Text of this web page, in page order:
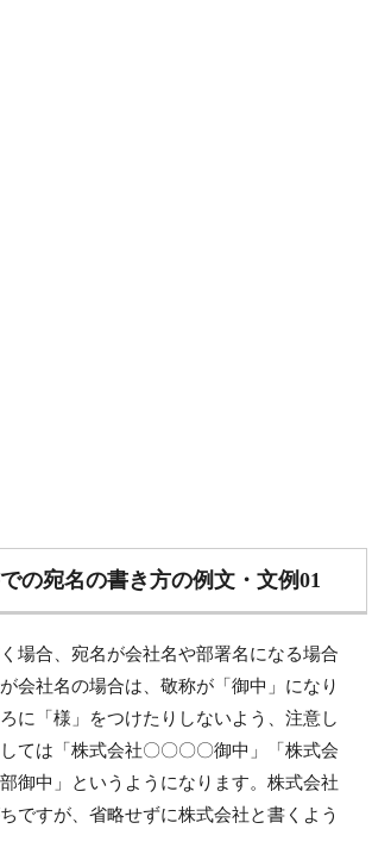
の宛名の書き方の例文・文例01
場合、宛名が会社名や部署名になる場合
会社名の場合は、敬称が「御中」になり
に「様」をつけたりしないよう、注意し
ては「株式会社〇〇〇〇御中」「株式会
御中」というようになります。株式会社
ですが、省略せずに株式会社と書くよう